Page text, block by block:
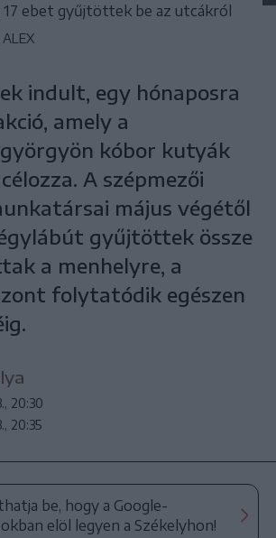
17 ebet gyűjtöttek be az utcákról
ALEX
indult, egy hónaposra
amely a
kóbor kutyák
A szépmezői
május végétől
gyűjtöttek össze
a menhelyre, a
folytatódik egészen
20:30
20:35
be, hogy a Google-
elöl legyen a Székelyhon!